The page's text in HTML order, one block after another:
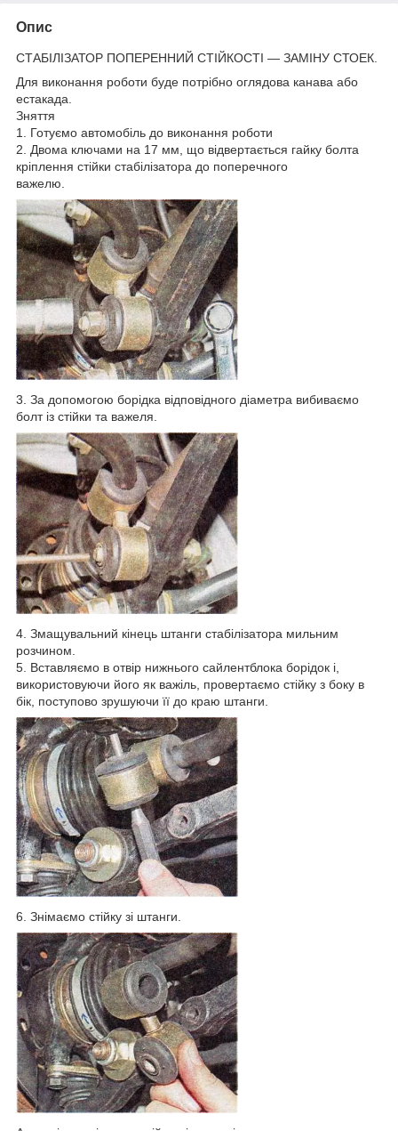
Опис
СТАБІЛІЗАТОР ПОПЕРЕННИЙ СТІЙКОСТІ — ЗАМІНУ СТОЕК.
Для виконання роботи буде потрібно оглядова канава або
естакада.
Зняття
1. Готуємо автомобіль до виконання роботи
2. Двома ключами на 17 мм, що відвертається гайку болта
кріплення стійки стабілізатора до поперечного
важелю.
3. За допомогою борідка відповідного діаметра вибиваємо
болт із стійки та важеля.
4. Змащувальний кінець штанги стабілізатора мильним
розчином.
5. Вставляємо в отвір нижнього сайлентблока борідок і,
використовуючи його як важіль, провертаємо стійку з боку в
бік, поступово зрушуючи її до краю штанги.
6. Знімаємо стійку зі штанги.